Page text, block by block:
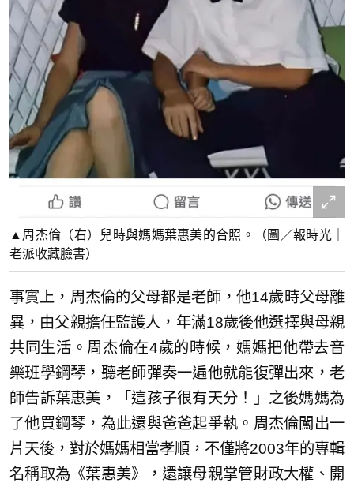
▲周杰倫（右）兒時與媽媽葉惠美的合照。（圖／報時光｜
老派收藏臉書）
事實上，周杰倫的父母都是老師，他14歲時父母離
異，由父親擔任監護人，年滿18歲後他選擇與母親
共同生活。周杰倫在4歲的時候，媽媽把他帶去音
樂班學鋼琴，聽老師彈奏一遍他就能復彈出來，老
師告訴葉惠美，「這孩子很有天分！」之後媽媽為
了他買鋼琴，為此還與爸爸起爭執。周杰倫闖出一
片天後，對於媽媽相當孝順，不僅將2003年的專輯
名稱取為《葉惠美》，還讓母親掌管財政大權、開